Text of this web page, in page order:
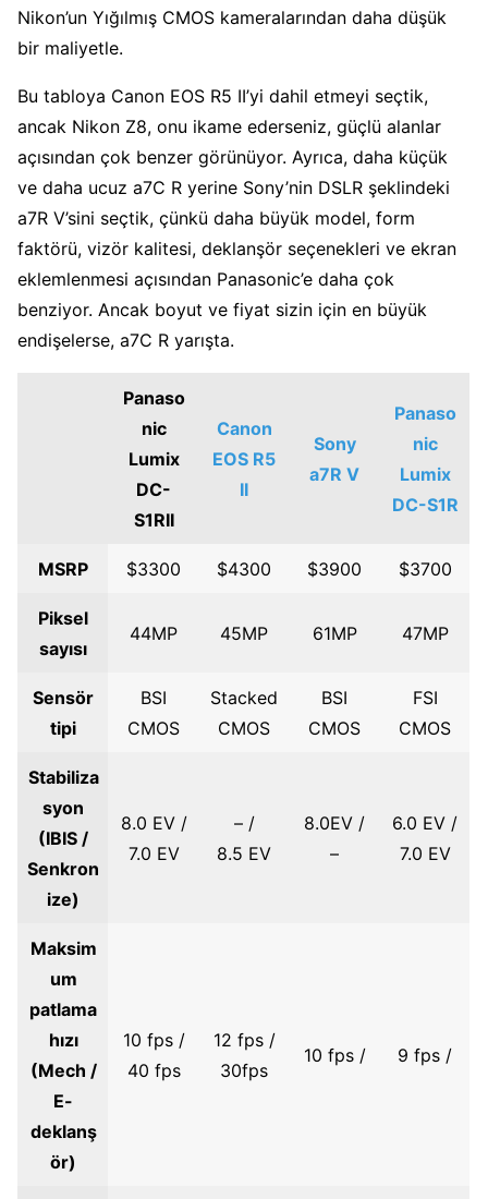
Nikon’un Yığılmış CMOS kameralarından daha düşük
bir maliyetle.
Bu tabloya Canon EOS R5 II’yi dahil etmeyi seçtik,
ancak Nikon Z8, onu ikame ederseniz, güçlü alanlar
açısından çok benzer görünüyor. Ayrıca, daha küçük
ve daha ucuz a7C R yerine Sony’nin DSLR şeklindeki
a7R V’sini seçtik, çünkü daha büyük model, form
faktörü, vizör kalitesi, deklanşör seçenekleri ve ekran
eklemlenmesi açısından Panasonic’e daha çok
benziyor. Ancak boyut ve fiyat sizin için en büyük
endişelerse, a7C R yarışta.
Panaso
nic
Lumix
DC-
S1RII
Canon
EOS R5
II
Sony
a7R V
Panaso
nic
Lumix
DC-S1R
MSRP $3300 $4300 $3900 $3700
Piksel
sayısı
44MP 45MP 61MP 47MP
Sensör
tipi
BSI
CMOS
Stacked
CMOS
BSI
CMOS
FSI
CMOS
Stabiliza
syon
(IBIS /
Senkron
ize)
8.0 EV /
7.0 EV
– /
8.5 EV
8.0EV /
–
6.0 EV /
7.0 EV
Maksim
um
patlama
hızı
(Mech /
E-
deklanş
ör)
10 fps /
40 fps
12 fps /
30fps
10 fps / 9 fps /